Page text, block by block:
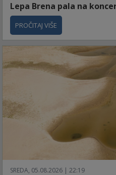
Lepa Brena pala na
PROČITAJ VIŠE
SREDA, 05.08.2026 | 22:19